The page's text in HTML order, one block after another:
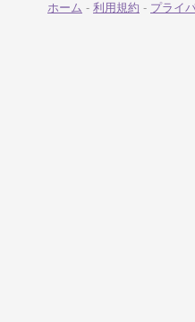
ホーム - 利用規約 - プライ